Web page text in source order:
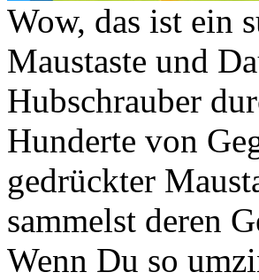
Wow, das ist ein
Maustaste und
Hubschrauber
Hunderte von
gedrückter
sammelst deren
Wenn Du so